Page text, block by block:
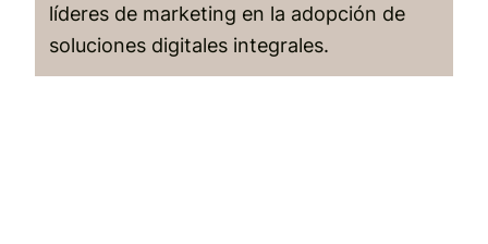
líderes de marketing en la adopción de
soluciones digitales integrales.